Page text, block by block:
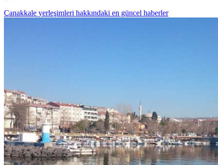
Çanakkale yerleşimleri hakkındaki en güncel haberler